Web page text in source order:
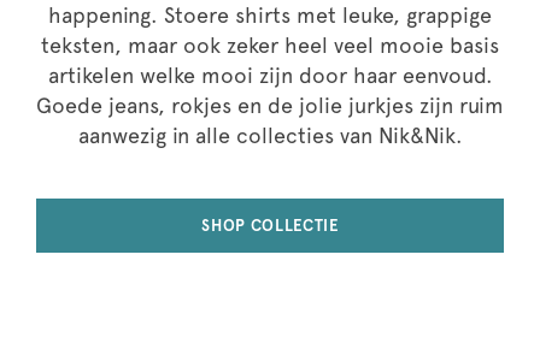
happening. Stoere shirts met leuke, grappige
teksten, maar ook zeker heel veel mooie basis
artikelen welke mooi zijn door haar eenvoud.
Goede jeans, rokjes en de jolie jurkjes zijn ruim
aanwezig in alle collecties van Nik&Nik.
SHOP COLLECTIE